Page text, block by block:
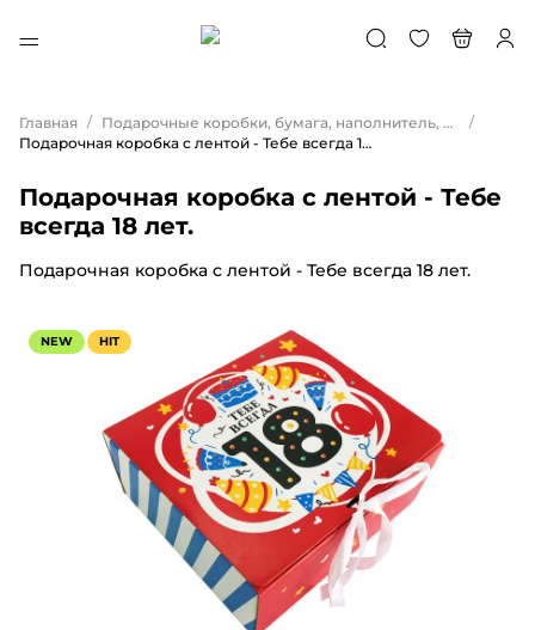
Главная / Подарочные коробки, бумага, наполнитель, ленты, свечи
/
Подарочная коробка с лентой - Тебе всегда 18 лет.
Подарочная коробка с лентой - Тебе
всегда 18 лет.
Подарочная коробка с лентой - Тебе всегда 18 лет.
NEW HIT